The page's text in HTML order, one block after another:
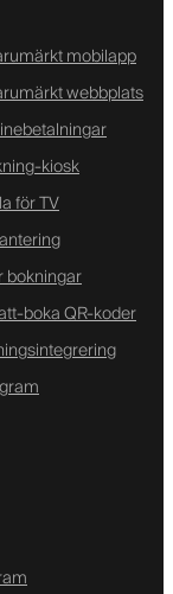
mobilapp
webbplats
kiosk
för TV
bokningar
boka QR-koder